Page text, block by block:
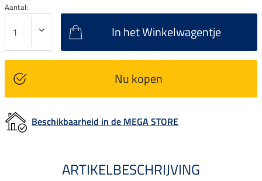
Aantal:
In het Winkelwagentje
Nu kopen
Beschikbaarheid in de MEGA STORE
ARTIKELBESCHRIJVING